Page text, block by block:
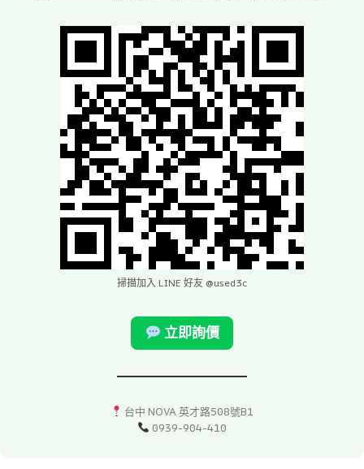
掃描加入 LINE 好友 @used3c
立即詢價
台中 NOVA 英才路508號B1
0939-904-410